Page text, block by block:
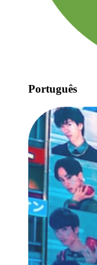
Português